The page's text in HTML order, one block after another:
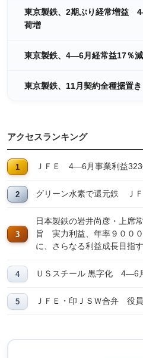
東京製鉄、2期ぶり経常増益
荷増
東京製鉄、4―6月経常益17％減
東京製鉄、11月契約全種据置き
アクセスランキング
ＪＦＥ 4―6月事業利益
グリーン水素で還元鉄 Ｊ
日本製鉄の岩井尚彦・上席
旨 実力利益、年率９００
に、さらなる利益成長目指す
ＵＳスチール 黒字化 4―6
ＪＦＥ・印ＪＳＷ合弁 役